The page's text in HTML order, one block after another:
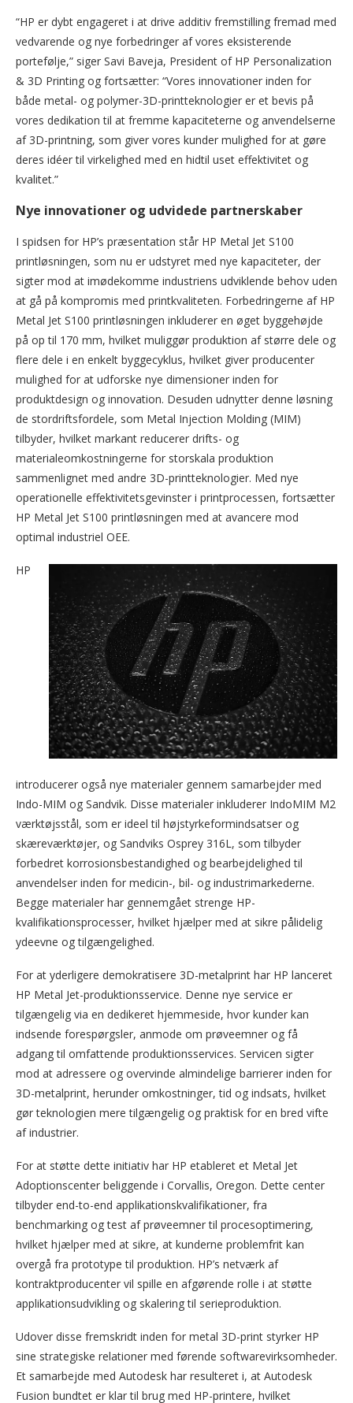
“HP er dybt engageret i at drive additiv fremstilling fremad med
vedvarende og nye forbedringer af vores eksisterende
portefølje,” siger Savi Baveja, President of HP Personalization
& 3D Printing og fortsætter: “Vores innovationer inden for
både metal- og polymer-3D-printteknologier er et bevis på
vores dedikation til at fremme kapaciteterne og anvendelserne
af 3D-printning, som giver vores kunder mulighed for at gøre
deres idéer til virkelighed med en hidtil uset effektivitet og
kvalitet.”
Nye innovationer og udvidede partnerskaber
I spidsen for HP’s præsentation står HP Metal Jet S100
printløsningen, som nu er udstyret med nye kapaciteter, der
sigter mod at imødekomme industriens udviklende behov uden
at gå på kompromis med printkvaliteten. Forbedringerne af HP
Metal Jet S100 printløsningen inkluderer en øget byggehøjde
på op til 170 mm, hvilket muliggør produktion af større dele og
flere dele i en enkelt byggecyklus, hvilket giver producenter
mulighed for at udforske nye dimensioner inden for
produktdesign og innovation. Desuden udnytter denne løsning
de stordriftsfordele, som Metal Injection Molding (MIM)
tilbyder, hvilket markant reducerer drifts- og
materialeomkostningerne for storskala produktion
sammenlignet med andre 3D-printteknologier. Med nye
operationelle effektivitetsgevinster i printprocessen, fortsætter
HP Metal Jet S100 printløsningen med at avancere mod
optimal industriel OEE.
HP
introducerer også nye materialer gennem samarbejder med
Indo-MIM og Sandvik. Disse materialer inkluderer IndoMIM M2
værktøjsstål, som er ideel til højstyrkeformindsatser og
skæreværktøjer, og Sandviks Osprey 316L, som tilbyder
forbedret korrosionsbestandighed og bearbejdelighed til
anvendelser inden for medicin-, bil- og industrimarkederne.
Begge materialer har gennemgået strenge HP-
kvalifikationsprocesser, hvilket hjælper med at sikre pålidelig
ydeevne og tilgængelighed.
For at yderligere demokratisere 3D-metalprint har HP lanceret
HP Metal Jet-produktionsservice. Denne nye service er
tilgængelig via en dedikeret hjemmeside, hvor kunder kan
indsende forespørgsler, anmode om prøveemner og få
adgang til omfattende produktionsservices. Servicen sigter
mod at adressere og overvinde almindelige barrierer inden for
3D-metalprint, herunder omkostninger, tid og indsats, hvilket
gør teknologien mere tilgængelig og praktisk for en bred vifte
af industrier.
For at støtte dette initiativ har HP etableret et Metal Jet
Adoptionscenter beliggende i Corvallis, Oregon. Dette center
tilbyder end-to-end applikationskvalifikationer, fra
benchmarking og test af prøveemner til procesoptimering,
hvilket hjælper med at sikre, at kunderne problemfrit kan
overgå fra prototype til produktion. HP’s netværk af
kontraktproducenter vil spille en afgørende rolle i at støtte
applikationsudvikling og skalering til serieproduktion.
Udover disse fremskridt inden for metal 3D-print styrker HP
sine strategiske relationer med førende softwarevirksomheder.
Et samarbejde med Autodesk har resulteret i, at Autodesk
Fusion bundtet er klar til brug med HP-printere, hvilket